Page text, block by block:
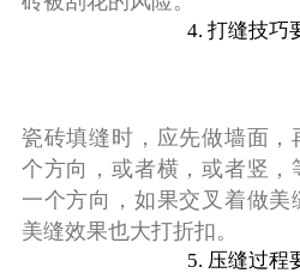
4. 打缝技巧
瓷砖填缝时，应先做墙面，
个方向，或者横，或者竖，
一个方向，如果交叉着做美
美缝效果也大打折扣。
5. 压缝过程